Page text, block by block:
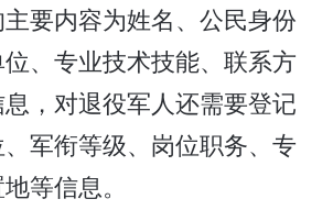
要内容为姓名、公民身份
、专业技术技能、联系方
，对退役军人还需要登记
军衔等级、岗位职务、专
等信息。